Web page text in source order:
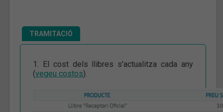
TRAMITACIÓ
1. El cost dels llibres s'actualitza cada any
(vegeu costos).